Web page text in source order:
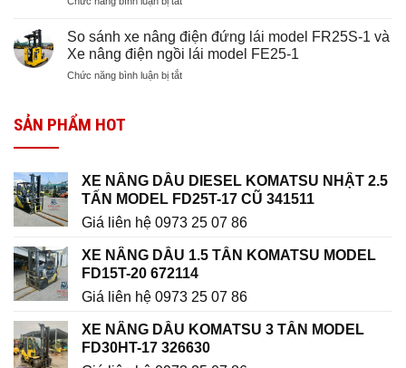
FE15-
cho
kho
3
dòng
FE
(FE30-
điện
2.5
tấn
FE25H-
xe
nâng
dầu
2.5
dẫn
lái
xe
nâng
chi
tiết
So sánh xe nâng điện đứng lái model FR25S-1 và
Xe nâng điện ngồi lái model FE25-1
Chức năng bình luận bị tắtở
lái
model
1
Xe
nâng
điện
ngồi
model
FE25-
SẢN PHẨM HOT
XE NÂNG DẦU DIESEL KOMATSU NHẬT 2.5
TẤN MODEL FD25T-17 CŨ 341511
Giá liên hệ 0973 25 07 86
XE NÂNG DẦU 1.5 TẤN KOMATSU MODEL
FD15T-20 672114
Giá liên hệ 0973 25 07 86
XE NÂNG DẦU KOMATSU 3 TẤN MODEL
FD30HT-17 326630